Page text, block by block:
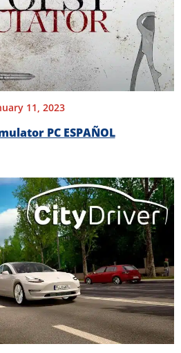
11, 2023
PC ESPAÑOL